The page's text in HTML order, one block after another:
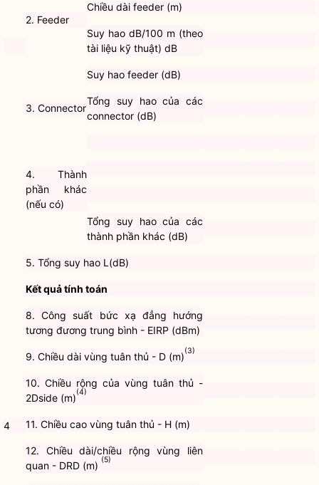
2. Feeder
Chiều dài feeder (m)
Suy hao dB/100 m (theo
tài liệu kỹ thuật) dB
Suy hao feeder (dB)
3. Connector
Tổng suy hao của các
connector (dB)
4. Thành
phần khác
(nếu có)
Tổng suy hao của các
thành phần khác (dB)
5. Tổng suy hao L(dB)
4
Kết quả tính toán
8. Công suất bức xạ đẳng hướng
tương đương trung bình - EIRP (dBm)
9. Chiều dài vùng tuân thủ - D (m)(3)
10. Chiều rộng của vùng tuân thủ -
2Dside (m)(4)
11. Chiều cao vùng tuân thủ - H (m)
12. Chiều dài/chiều rộng vùng liên
quan - DRD (m) (5)